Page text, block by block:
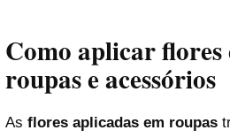
Como aplicar flores
roupas e acessórios
As flores aplicadas em roupas